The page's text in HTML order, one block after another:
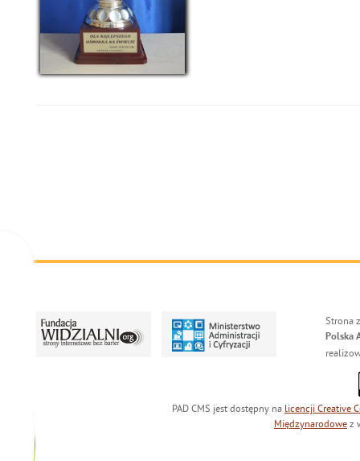
Strona
Polska
PAD CMS jest dostępny na licencji Creative
Międzynarodowe z